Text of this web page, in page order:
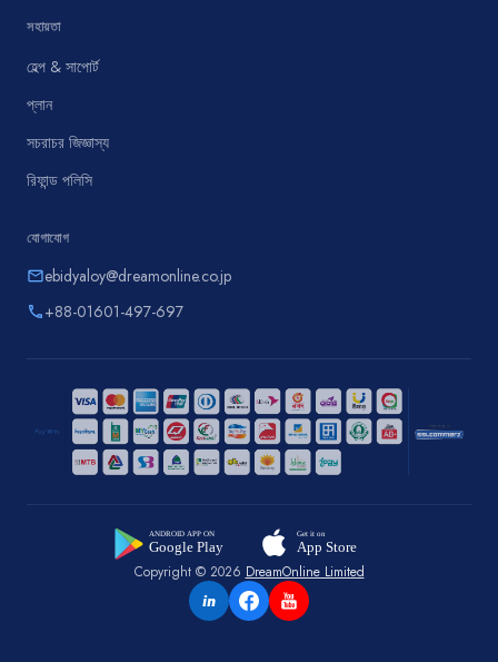
সহায়তা
হেল্প & সাপোর্ট
প্লান
সচরাচর জিজ্ঞাস্য
রিফান্ড পলিসি
যোগাযোগ
emailebidyaloy@dreamonline.co.jp
phone+88-01601-497-697
Copyright © 2026 DreamOnline Limited
in